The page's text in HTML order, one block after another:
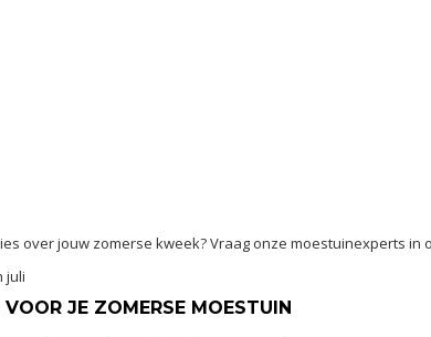
over jouw zomerse kweek? Vraag onze moestuinexperts in
JE ZOMERSE MOESTUIN